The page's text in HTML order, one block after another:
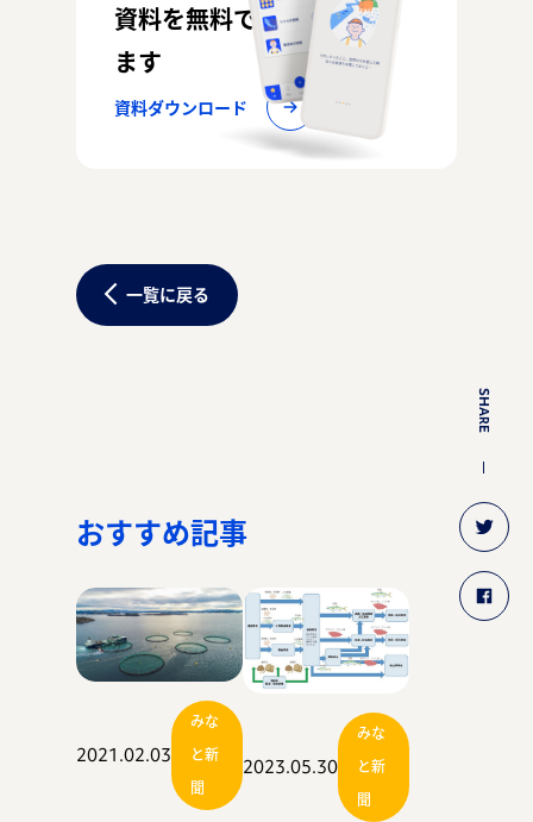
SHARE
資料を無料でお配りしてい
ます
資料ダウンロード
一覧に戻る
おすすめ記事
2021.02.03
みな
と新
聞
2023.05.30
みな
と新
聞